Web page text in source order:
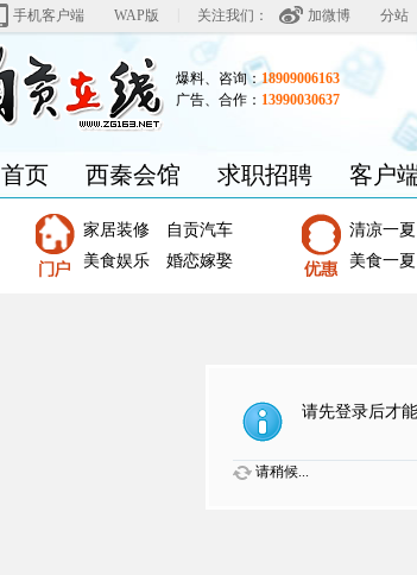
手机客户端 WAP版 关注我们： 加微博 分站
爆料、咨询：18909006163
广告、合作： 13990030637
首页 西秦会馆 求职招聘 客户
家居装修
自贡汽车
美食娱乐
婚恋嫁娶
清凉一夏
美食一夏
请先登录后才
请稍候...